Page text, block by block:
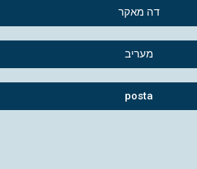
דה מאקר
מעריב
posta